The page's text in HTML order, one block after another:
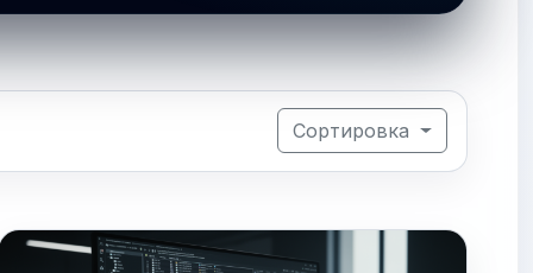
Сортировка